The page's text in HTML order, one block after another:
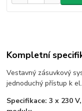
Kompletní
Vestavný zásuvkový
jednoduchý přístup k
Specifikace: 3 x 230